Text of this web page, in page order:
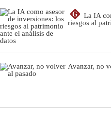
G
La IA
riesgos al
Avanzar, no